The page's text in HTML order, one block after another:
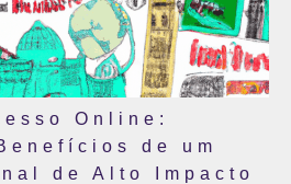
Online:
de um
de Alto Impacto